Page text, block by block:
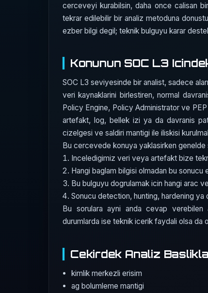
cerceveyi kurabilsin, daha once calisan
tekrar edilebilir bir analiz metoduna
ezber bilgi degil; teknik bulguyu karar
Konunun SOC L3
SOC L3 seviyesinde bir analist, sadece
veri kaynaklarini birlestiren, normal
Policy Engine, Policy Administrator ve
artefakt, log, bellek izi ya da davranis
cizelgesi ve saldiri mantigi ile iliskisi
Bu cercevede konuya yaklasirken
Inceledigimiz veri veya artefakt bize
Hangi baglam bilgisi olmadan bu sonucu
Bu bulguyu dogrulamak icin hangi arac
Sonucu detection, hunting, hardening ya
Bu sorulara ayni anda cevap verebilen
durumlarda ise teknik icerik faydali olsa da
Cekirdek Analiz
kimlik merkezli erisim
ag bolumleme mantigi